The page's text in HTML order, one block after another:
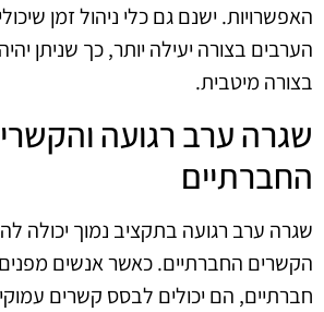
האפשרויות. ישנם גם כלי ניהול זמן
הערבים בצורה יעילה יותר, כך שניתן
בצורה מיטבית.
שגרה ערב רגועה
החברתיים
שגרה ערב רגועה בתקציב נמוך יכולה
הקשרים החברתיים. כאשר אנשים
חברתיים, הם יכולים לבסס קשרים